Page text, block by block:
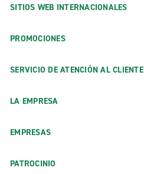
SITIOS WEB INTERNACIONALES
PROMOCIONES
SERVICIO DE ATENCIÓN AL CLIENTE
LA EMPRESA
EMPRESAS
PATROCINIO